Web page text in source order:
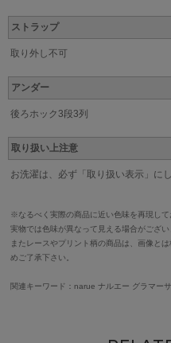
ストラップ
取り外し不可
アンダー
後ろホック3段3列
取り扱い上注意
お洗濯は、必ず「取り扱い表示」に
※なるべく実際の商品に近い色味を再現し
実物では色味が異なって見える場合がござい
またレースやプリント柄の商品は、画像と
めご了承下さい。
関連キーワード：narue ナルエー グラマー